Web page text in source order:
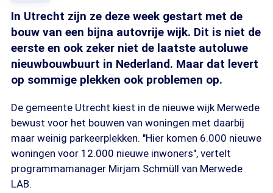
In Utrecht zijn ze deze week gestart met de
bouw van een bijna autovrije wijk. Dit is niet de
eerste en ook zeker niet de laatste autoluwe
nieuwbouwbuurt in Nederland. Maar dat levert
op sommige plekken ook problemen op.
De gemeente Utrecht kiest in de nieuwe wijk Merwede
bewust voor het bouwen van woningen met daarbij
maar weinig parkeerplekken. "Hier komen 6.000 nieuwe
woningen voor 12.000 nieuwe inwoners", vertelt
programmamanager Mirjam Schmüll van Merwede
LAB.